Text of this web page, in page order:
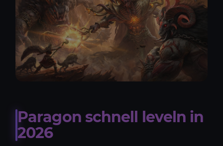
Paragon schnell leveln in
2026